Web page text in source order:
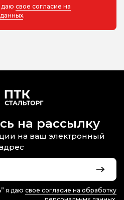
даю свое согласие на
.
на рассылку
на ваш электронный
я даю свое согласие на обработку